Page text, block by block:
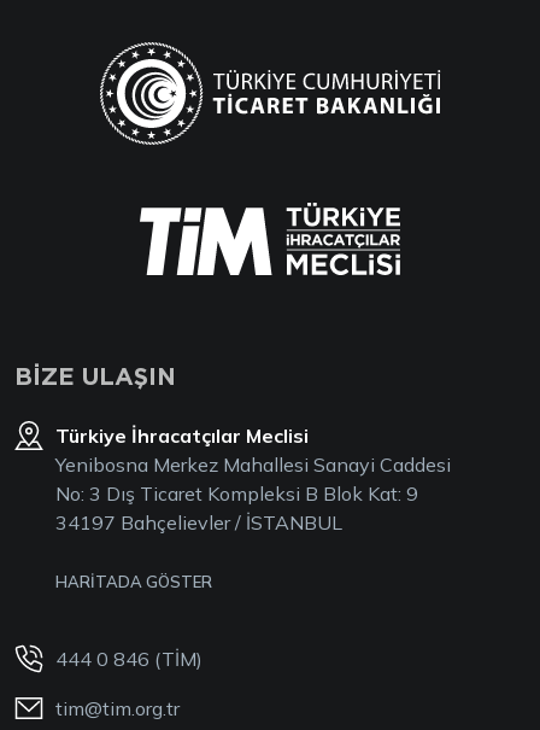
BİZE ULAŞIN
Türkiye İhracatçılar Meclisi
Yenibosna Merkez Mahallesi Sanayi Caddesi
No: 3 Dış Ticaret Kompleksi B Blok Kat: 9
34197 Bahçelievler / İSTANBUL
HARİTADA GÖSTER
444 0 846 (TİM)
tim@tim.org.tr